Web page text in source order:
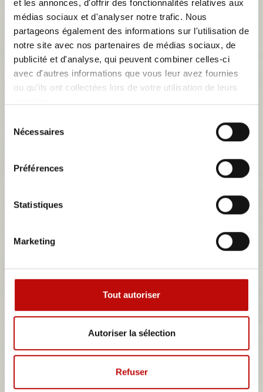
et les annonces, d'offrir des fonctionnalités relatives aux
médias sociaux et d'analyser notre trafic. Nous
partageons également des informations sur l'utilisation de
notre site avec nos partenaires de médias sociaux, de
publicité et d'analyse, qui peuvent combiner celles-ci
avec d'autres informations que vous leur avez fournies
ou qu'ils ont collectées lors de votre utilisation de leurs
Nécessaires
Préférences
Statistiques
Marketing
Tout autoriser
Autoriser la sélection
Refuser
CHAPPY
Il y a 1 produit.
coiffe de selle simili noir yamaha chappy